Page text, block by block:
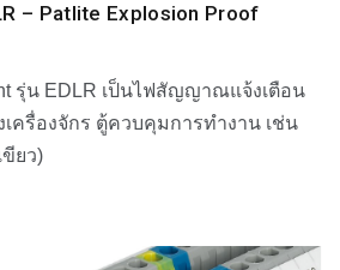
– Patlite Explosion Proof
รุ่น EDLR เป็นไฟสัญญาณแจ้งเตือน
ครื่องจักร ตู้ควบคุมการทำงาน เช่น
ยว)